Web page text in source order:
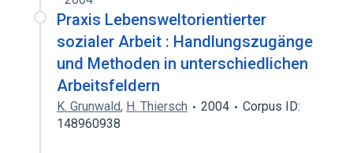
Praxis Lebensweltorientierter
sozialer Arbeit : Handlungszugänge
und Methoden in unterschiedlichen
Arbeitsfeldern
K. Grunwald, H. Thiersch 2004
Corpus ID:
148960938